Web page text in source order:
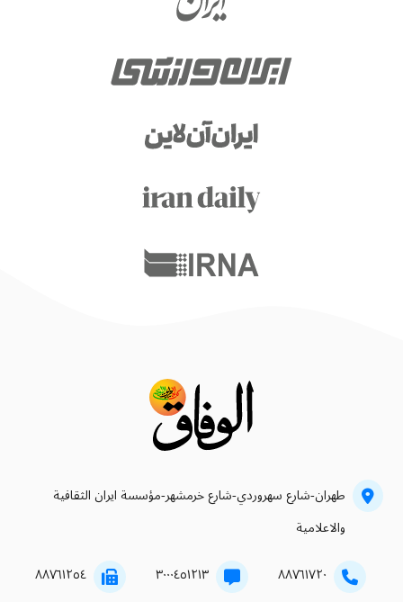
طهران-شارع سهروردي-شارع خرمشهر-مؤسسة ايران الثقافية
والاعلامية
۸۸۷٦۱۷۲۰ ۳۰۰۰٤٥۱۲۱۳ ۸۸۷٦۱۲٥٤